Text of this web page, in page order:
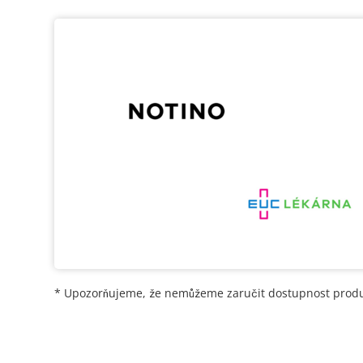
* Upozorňujeme, že nemůžeme zaručit dostupnost